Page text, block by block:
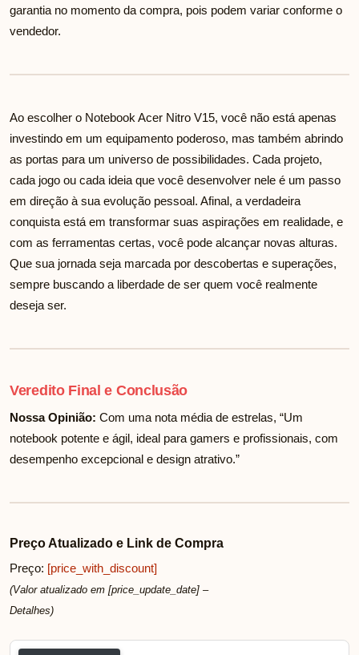
garantia no momento da compra, pois podem variar conforme o
vendedor.
Ao escolher o Notebook Acer Nitro V15, você não está apenas
investindo em um equipamento poderoso, mas também abrindo
as portas para um universo de possibilidades. Cada projeto,
cada jogo ou cada ideia que você desenvolver nele é um passo
em direção à sua evolução pessoal. Afinal, a verdadeira
conquista está em transformar suas aspirações em realidade, e
com as ferramentas certas, você pode alcançar novas alturas.
Que sua jornada seja marcada por descobertas e superações,
sempre buscando a liberdade de ser quem você realmente
deseja ser.
Veredito Final e Conclusão
Nossa Opinião: Com uma nota média de estrelas, “Um
notebook potente e ágil, ideal para gamers e profissionais, com
desempenho excepcional e design atrativo.”
Preço Atualizado e Link de Compra
Preço: [price_with_discount]
(Valor atualizado em [price_update_date] –
Detalhes)